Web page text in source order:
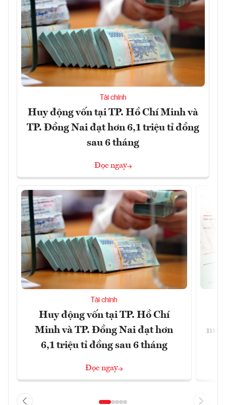
Tài chính
Huy động vốn tại TP. Hồ Chí Minh và
TP. Đồng Nai đạt hơn 6,1 triệu tỉ đồng
sau 6 tháng
Đọc ngay
Tài chính
Huy động vốn tại TP. Hồ Chí
Minh và TP. Đồng Nai đạt hơn
6,1 triệu tỉ đồng sau 6 tháng
Đọc ngay